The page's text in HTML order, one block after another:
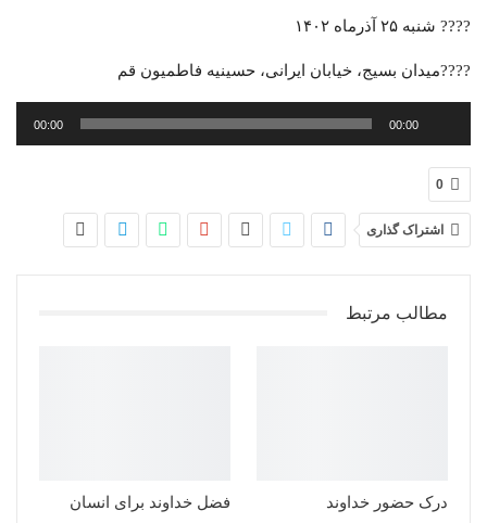
???? شنبه ۲۵ آذرماه ۱۴۰۲
????میدان بسیج، خیابان ایرانی، حسینیه فاطمیون قم
00:00
00:00
0
اشتراک گذاری
مطالب مرتبط
درک حضور خداوند فضل خداوند برای انسان